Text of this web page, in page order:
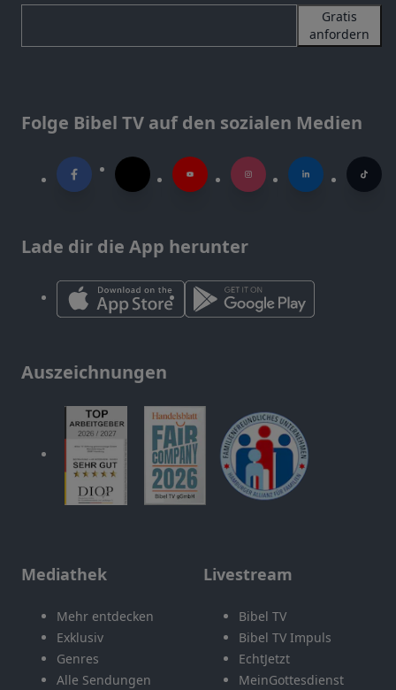
Gratis
anfordern
Folge Bibel TV auf den sozialen Medien
Lade dir die App herunter
Auszeichnungen
Mediathek
Mehr entdecken
Exklusiv
Genres
Alle Sendungen
Livestream
Bibel TV
Bibel TV Impuls
EchtJetzt
MeinGottesdienst